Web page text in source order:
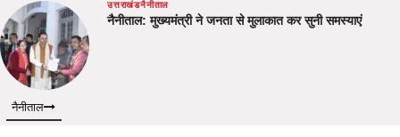
उत्तराखंडनैनीताल
नैनीताल: मुख्यमंत्री ने जनता से मुलाकात कर सुनी समस्याएं
नैनीताल